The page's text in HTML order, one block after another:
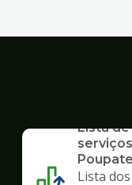
Lista de
Lista